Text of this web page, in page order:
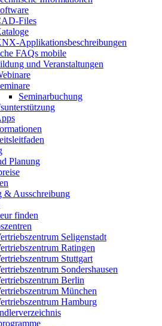
Files
Applikationsbeschreibungen
FAQs mobile
und Veranstaltungen
Seminarbuchung
Planung
& Ausschreibung
finden
Seligenstadt
Ratingen
Stuttgart
Sondershausen
Berlin
München
Hamburg